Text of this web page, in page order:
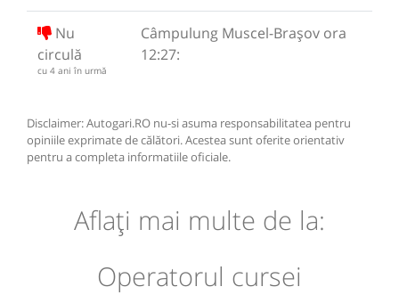
Nu
circulă
cu 4 ani în urmă
Câmpulung Muscel-Brașov ora
12:27:
Disclaimer: Autogari.RO nu-si asuma responsabilitatea pentru
opiniile exprimate de călători. Acestea sunt oferite orientativ
pentru a completa informatiile oficiale.
Aflaţi mai multe de la:
Operatorul cursei